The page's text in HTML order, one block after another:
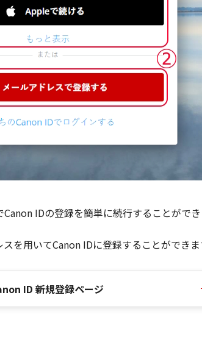
IDの登録を簡単に続行することができ
用いてCanon IDに登録することができま
ID 新規登録ページ